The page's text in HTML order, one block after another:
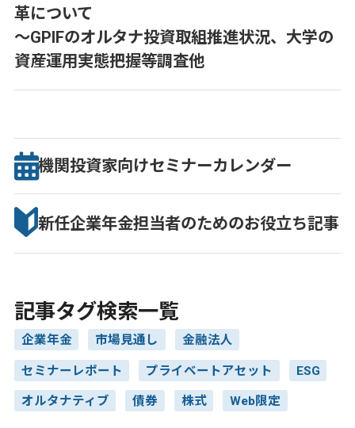
革について
～GPIFのオルタナ投資取組推進状況、大学の
資産運用実態把握等調査他
機関投資家向けセミナーカレンダー
新任企業年金担当者のためのお役立ち記事
記事タグ検索一覧
企業年金 市場見通し 金融法人
セミナーレポート プライベートアセット ESG
オルタナティブ 債券 株式 Web限定